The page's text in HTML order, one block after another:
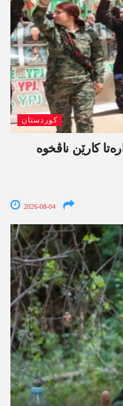
کوردستان
کارێن ناڤخوە
2026-08-04